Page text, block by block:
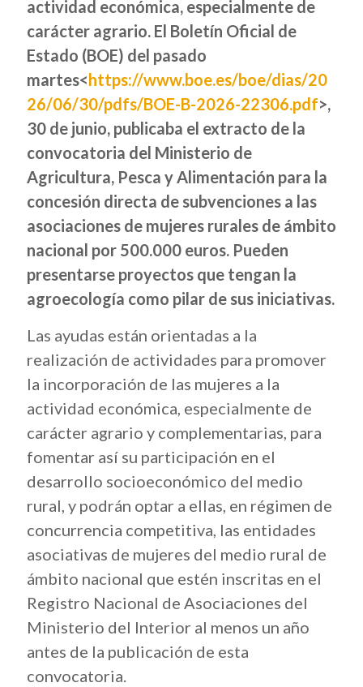
actividad económica, especialmente de
carácter agrario. El Boletín Oficial de
Estado (BOE) del pasado
martes<https://www.boe.es/boe/dias/20
26/06/30/pdfs/BOE-B-2026-22306.pdf>,
30 de junio, publicaba el extracto de la
convocatoria del Ministerio de
Agricultura, Pesca y Alimentación para la
concesión directa de subvenciones a las
asociaciones de mujeres rurales de ámbito
nacional por 500.000 euros. Pueden
presentarse proyectos que tengan la
agroecología como pilar de sus iniciativas.
Las ayudas están orientadas a la
realización de actividades para promover
la incorporación de las mujeres a la
actividad económica, especialmente de
carácter agrario y complementarias, para
fomentar así su participación en el
desarrollo socioeconómico del medio
rural, y podrán optar a ellas, en régimen de
concurrencia competitiva, las entidades
asociativas de mujeres del medio rural de
ámbito nacional que estén inscritas en el
Registro Nacional de Asociaciones del
Ministerio del Interior al menos un año
antes de la publicación de esta
convocatoria.